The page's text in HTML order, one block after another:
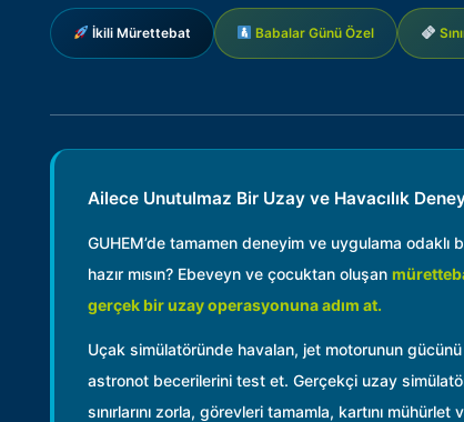
İkili Mürettebat Babalar Günü Özel
Ailece Unutulmaz Bir Uzay ve Havacılık
GUHEM’de tamamen deneyim ve uygulama odaklı
hazır mısın? Ebeveyn ve çocuktan oluşan
gerçek bir uzay operasyonuna adım at.
Uçak simülatöründe havalan, jet motorunun
astronot becerilerini test et. Gerçekçi uzay
sınırlarını zorla, görevleri tamamla, kartını mühürlet